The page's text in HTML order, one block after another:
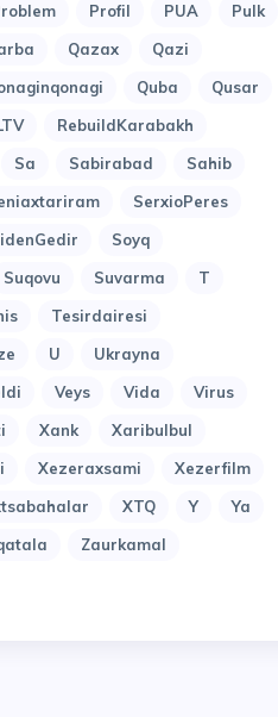
Profil PUA
Pulk
Qazax
Qazi
Quba
Qusar
RebuildKarabakh
Sa Sabirabad
Sahib
SerxioPeres
Soyq
Suqovu Suvarma
T
Tesirdairesi
U
Ukrayna
Veys Vida
Virus
Xank
Xaribulbul
Xezeraxsami
Xezerfilm
XTQ Y
Ya
Zaurkamal